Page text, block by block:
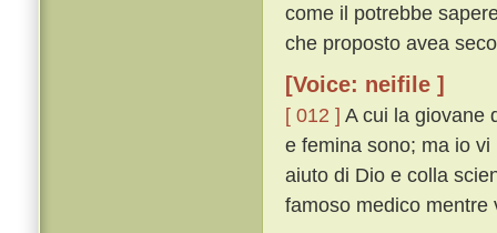
come il potrebbe
che proposto avea
[Voice: neifile ]
[ 012 ] A cui la giovane
e femina sono; ma io
aiuto di Dio e colla
famoso medico mentre